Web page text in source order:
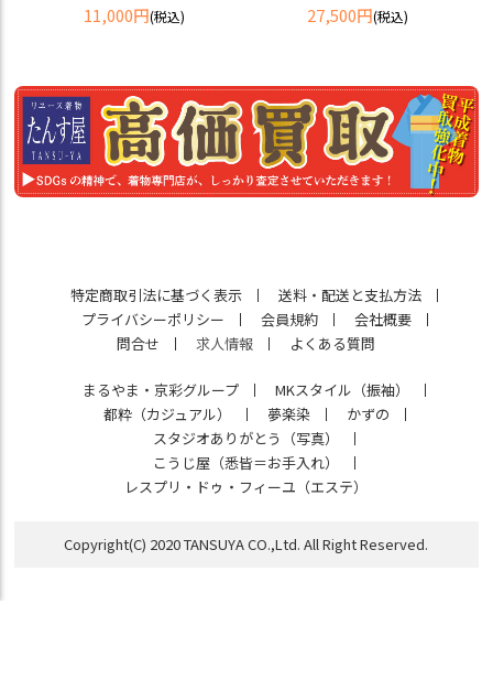
11,000円(税込) 27,500円(税込)
特定商取引法に基づく表示
送料・配送と支払方法
プライバシーポリシー
会員規約
会社概要
問合せ
求人情報 よくある質問
まるやま・京彩グループ
MKスタイル（振袖）
都粋（カジュアル）
夢楽染
かずの
スタジオありがとう（写真）
こうじ屋（悉皆＝お手入れ）
レスプリ・ドゥ・フィーユ（エステ）
Copyright(C) 2020 TANSUYA CO.,Ltd. All Right Reserved.